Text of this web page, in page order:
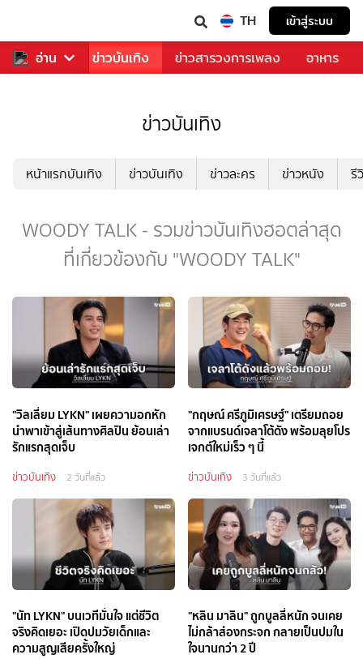
TH เข้าสู่ระบบ
อ่าน
ฬา ข่าว ข่าวบันเทิง ข่าวสารวงการเพลง อาหาร
ข่าวบันเทิง
หน้าแรกบันเทิง ข่าวบันเทิง ข่าวละคร ข่าวหนัง รี
WOODY TALK - รวมข่าวบันเทิงฮอตล่าสุด
ที่เกี่ยวข้องกับ "WOODY TALK"
"วิลเลี่ยม LYKN" เผยความอกหัก
นำพาเข้าสู่เส้นทางศิลปิน ย้อนเล่า
รักแรกสุดเจ็บ
ข่าวบันเทิง 2 วันที่แล้ว
"กฤษณ์ ศรีภูมิเศรษฐ์" เตรียมถอย
จากแบรนด์เจลาโต้ดัง พร้อมลุยโปร
เจกต์ใหม่เร็ว ๆ นี้
ข่าวบันเทิง 3 วันที่แล้ว
"นัท LYKN" บนเวทีมั่นใจ แต่ชีวิต
จริงคิดเยอะ เปิดปมวัยเด็กและ
ความสูญเสียครั้งใหญ่
"หลิน มาลิน" ถูกบูลลี่หนัก จนเคย
ไม่กล้าส่องกระจก กลายเป็นปมใน
ใจนานกว่า 2 ปี